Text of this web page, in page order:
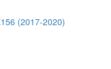
(2017-2020)